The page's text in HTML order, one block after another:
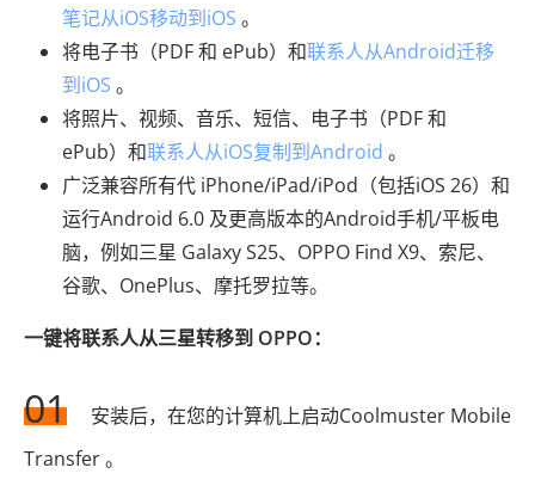
笔记从iOS移动到iOS 。
将电子书（PDF 和 ePub）和联系人从Android迁移
到iOS 。
将照片、视频、音乐、短信、电子书（PDF 和
ePub）和联系人从iOS复制到Android 。
广泛兼容所有代 iPhone/iPad/iPod（包括iOS 26）和
运行Android 6.0 及更高版本的Android手机/平板电
脑，例如三星 Galaxy S25、OPPO Find X9、索尼、
谷歌、OnePlus、摩托罗拉等。
一键将联系人从三星转移到 OPPO：
01
安装后，在您的计算机上启动Coolmuster Mobile
Transfer 。